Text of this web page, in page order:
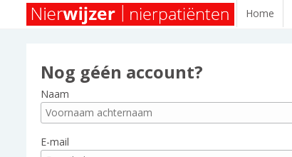
Home
Nog géén account?
Naam
E-mail